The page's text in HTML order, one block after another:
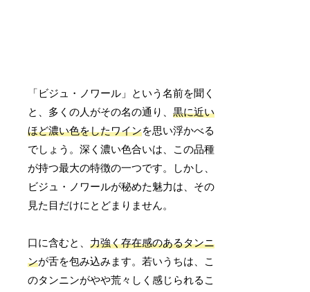
「ビジュ・ノワール」という名前を聞く
と、多くの人がその名の通り、黒に近い
ほど濃い色をしたワインを思い浮かべる
でしょう。深く濃い色合いは、この品種
が持つ最大の特徴の一つです。しかし、
ビジュ・ノワールが秘めた魅力は、その
見た目だけにとどまりません。
口に含むと、力強く存在感のあるタンニ
ンが舌を包み込みます。若いうちは、こ
のタンニンがやや荒々しく感じられるこ